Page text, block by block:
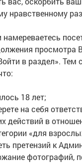
нравственному
намереваетесь
просмотра
в раздел».
18 лет;
на себя
действий в
«для
претензий к
фотографий,